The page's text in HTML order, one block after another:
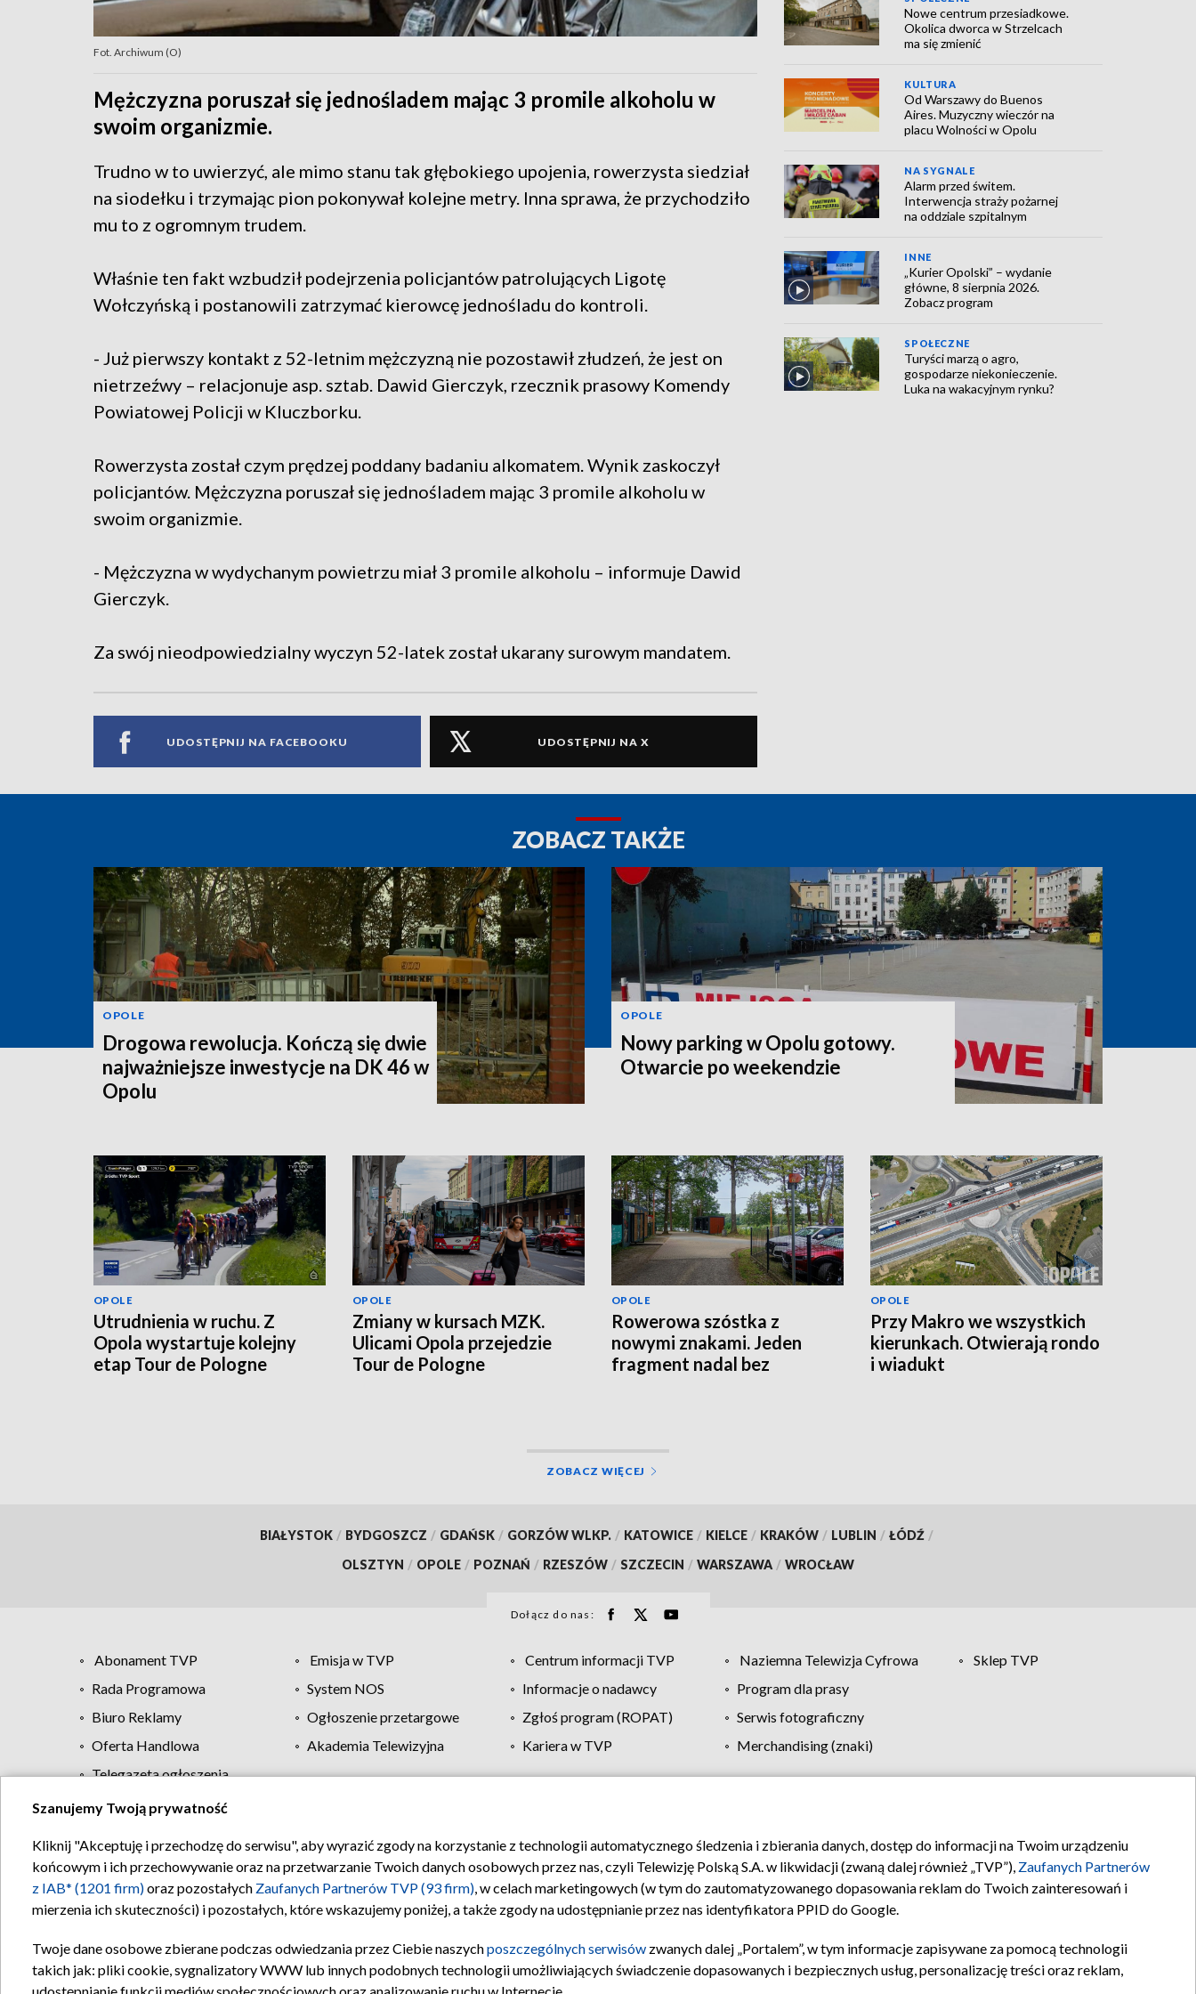
Fot. Archiwum (O)
Mężczyzna poruszał się jednośladem mając 3 promile alkoholu w
swoim organizmie.
Trudno w to uwierzyć, ale mimo stanu tak głębokiego upojenia, rowerzysta siedział
na siodełku i trzymając pion pokonywał kolejne metry. Inna sprawa, że przychodziło
mu to z ogromnym trudem.
Właśnie ten fakt wzbudził podejrzenia policjantów patrolujących Ligotę
Wołczyńską i postanowili zatrzymać kierowcę jednośladu do kontroli.
- Już pierwszy kontakt z 52-letnim mężczyzną nie pozostawił złudzeń, że jest on
nietrzeźwy – relacjonuje asp. sztab. Dawid Gierczyk, rzecznik prasowy Komendy
Powiatowej Policji w Kluczborku.
Rowerzysta został czym prędzej poddany badaniu alkomatem. Wynik zaskoczył
policjantów. Mężczyzna poruszał się jednośladem mając 3 promile alkoholu w
swoim organizmie.
- Mężczyzna w wydychanym powietrzu miał 3 promile alkoholu – informuje Dawid
Gierczyk.
Za swój nieodpowiedzialny wyczyn 52-latek został ukarany surowym mandatem.
UDOSTĘPNIJ NA FACEBOOKU UDOSTĘPNIJ NA X
Nowe centrum przesiadkowe.
Okolica dworca w Strzelcach
ma się zmienić
KULTURA
Od Warszawy do Buenos
Aires. Muzyczny wieczór na
placu Wolności w Opolu
NA SYGNALE
Alarm przed świtem.
Interwencja straży pożarnej
na oddziale szpitalnym
INNE
„Kurier Opolski” – wydanie
główne, 8 sierpnia 2026.
Zobacz program
SPOŁECZNE
Turyści marzą o agro,
gospodarze niekonieczenie.
Luka na wakacyjnym rynku?
ZOBACZ TAKŻE
OPOLE
Drogowa rewolucja. Kończą się dwie
najważniejsze inwestycje na DK 46 w
Opolu
OPOLE
Nowy parking w Opolu gotowy.
Otwarcie po weekendzie
OPOLE
Utrudnienia w ruchu. Z
Opola wystartuje kolejny
etap Tour de Pologne
OPOLE
Zmiany w kursach MZK.
Ulicami Opola przejedzie
Tour de Pologne
OPOLE
Rowerowa szóstka z
nowymi znakami. Jeden
fragment nadal bez
OPOLE
Przy Makro we wszystkich
kierunkach. Otwierają rondo
i wiadukt
ZOBACZ WIĘCEJ
BIAŁYSTOK / BYDGOSZCZ / GDAŃSK / GORZÓW WLKP. / KATOWICE / KIELCE / KRAKÓW / LUBLIN / ŁÓDŹ /
OLSZTYN / OPOLE / POZNAŃ / RZESZÓW / SZCZECIN / WARSZAWA / WROCŁAW
Dołącz do nas:
Abonament TVP Emisja w TVP Centrum informacji TVP Naziemna Telewizja Cyfrowa
Sklep TVP
Rada Programowa
System NOS Informacje o nadawcy
Program dla prasy
Biuro Reklamy
Ogłoszenie przetargowe Zgłoś program (ROPAT)
Serwis fotograficzny
Oferta Handlowa
Akademia Telewizyjna Kariera w TVP
Merchandising (znaki)
Telegazeta ogłoszenia
Regulamin TVP Polityka prywatności Moje zgody Pomoc Biuro reklamy Kontakt
Szanujemy Twoją prywatność
Kliknij "Akceptuję i przechodzę do serwisu", aby wyrazić zgody na korzystanie z technologii automatycznego śledzenia i zbierania danych, dostęp do informacji na Twoim urządzeniu
końcowym i ich przechowywanie oraz na przetwarzanie Twoich danych osobowych przez nas, czyli Telewizję Polską S.A. w likwidacji (zwaną dalej również „TVP”), Zaufanych Partnerów
z IAB* (1201 firm)oraz pozostałych Zaufanych Partnerów TVP (93 firm), w celach marketingowych (w tym do zautomatyzowanego dopasowania reklam do Twoich zainteresowań i
mierzenia ich skuteczności) i pozostałych, które wskazujemy poniżej, a także zgody na udostępnianie przez nas identyfikatora PPID do Google.
Twoje dane osobowe zbierane podczas odwiedzania przez Ciebie naszychposzczególnych serwisów zwanych dalej „Portalem”, w tym informacje zapisywane za pomocą technologii
takich jak: pliki cookie, sygnalizatory WWW lub innych podobnych technologii umożliwiających świadczenie dopasowanych i bezpiecznych usług, personalizację treści oraz reklam,